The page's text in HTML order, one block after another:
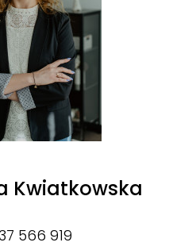
Kwiatkowska
566 919